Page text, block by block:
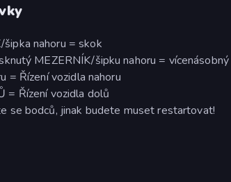
šipka nahoru = skok
MEZERNÍK/šipku nahoru =
= Řízení vozidla nahoru
= Řízení vozidla dolů
se bodců, jinak budete muset restartovat!